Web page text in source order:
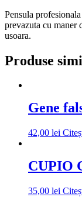
Pensula
prevazuta cu maner
usoara.
Produse
Gene
42,00 lei
CUPIO
35,00 lei